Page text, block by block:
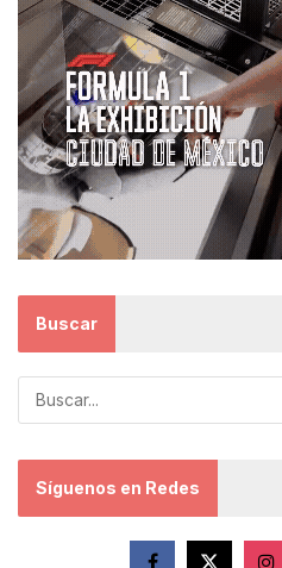
Buscar
Síguenos en Redes